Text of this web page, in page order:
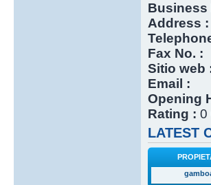
Business
Address :
Fax No. :
Sitio web
Email :
Opening
Rating : 0
LATEST